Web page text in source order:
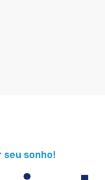
seu sonho!